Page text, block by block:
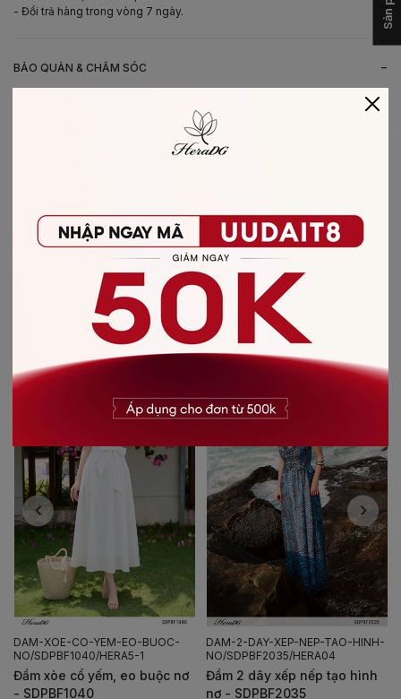
- Đổi trả hàng trong vòng 7 ngày.
BẢO QUẢN & CHĂM SÓC -
- Không giặt sản phẩm với thuốc tẩy có chứa Clo
- Không nên giặt chung các sản phẩm khác màu với nhau
- Ủi ở nhiệt độ thấp, nên lật mặt trái sản phẩm, không ủi trực tiếp lên hình
CHẤT LIỆU SẢN PHẨM
vải Chiffon
CÓ THỂ BẠN SẼ THÍCH
-30%
DAM-XOE-CO-YEM-EO-BUOC-
NO/SDPBF1040/HERA5-1
Đầm xòe cổ yếm, eo buộc nơ
- SDPBF1040
-50%
DAM-2-DAY-XEP-NEP-TAO-HINH-
NO/SDPBF2035/HERA04
Đầm 2 dây xếp nếp tạo hình
nơ - SDPBF2035